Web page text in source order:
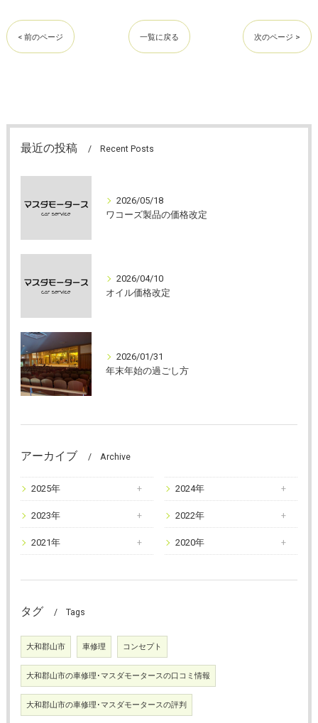
< 前のページ 一覧に戻る 次のページ >
最近の投稿 Recent Posts
2026/05/18
ワコーズ製品の価格改定
2026/04/10
オイル価格改定
2026/01/31
年末年始の過ごし方
アーカイブ Archive
2025年 2024年
2023年 2022年
2021年 2020年
タグ Tags
大和郡山市 車修理 コンセプト
大和郡山市の車修理･マスダモータースの口コミ情報
大和郡山市の車修理･マスダモータースの評判